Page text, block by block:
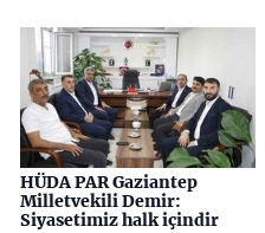
HÜDA PAR Gaziantep
Milletvekili Demir:
Siyasetimiz halk içindir